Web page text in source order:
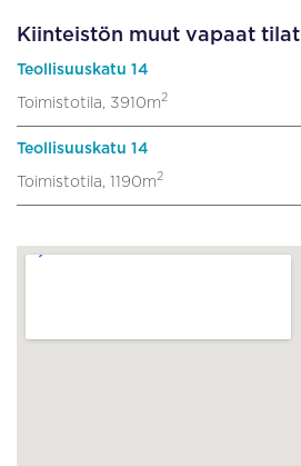
Kiinteistön muut vapaat tilat
Teollisuuskatu 14
Toimistotila, 3910m2
Teollisuuskatu 14
Toimistotila, 1190m2